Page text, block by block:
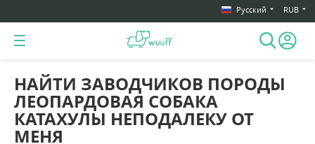
Русский RUB
НАЙТИ ЗАВОДЧИКОВ ПОРОДЫ
ЛЕОПАРДОВАЯ СОБАКА
КАТАХУЛЫ НЕПОДАЛЕКУ ОТ
МЕНЯ